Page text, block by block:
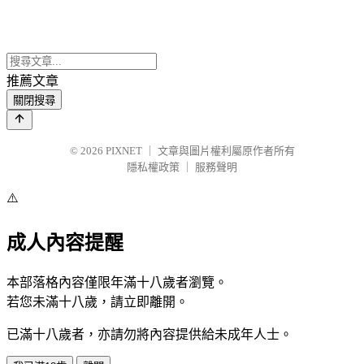
推薦文章
關閉搜尋
© 2026 PIXNET
文章與圖片權利屬原作者所有
隱私權政策
服務聲明
⚠️
成人內容提醒
本部落格內容僅限年滿十八歲者瀏覽。
若您未滿十八歲，請立即離開。
已滿十八歲者，亦請勿將內容提供給未成年人士。